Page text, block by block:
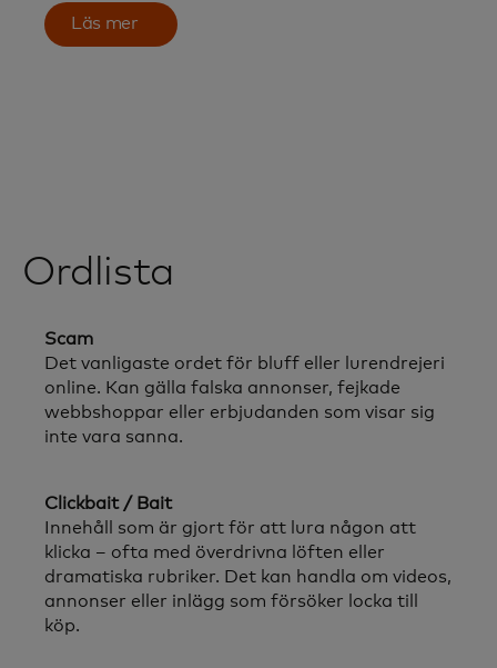
Läs mer
Ordlista
Scam
Det vanligaste ordet för bluff eller lurendrejeri
online. Kan gälla falska annonser, fejkade
webbshoppar eller erbjudanden som visar sig
inte vara sanna.
Clickbait / Bait
Innehåll som är gjort för att lura någon att
klicka – ofta med överdrivna löften eller
dramatiska rubriker. Det kan handla om videos,
annonser eller inlägg som försöker locka till
köp.